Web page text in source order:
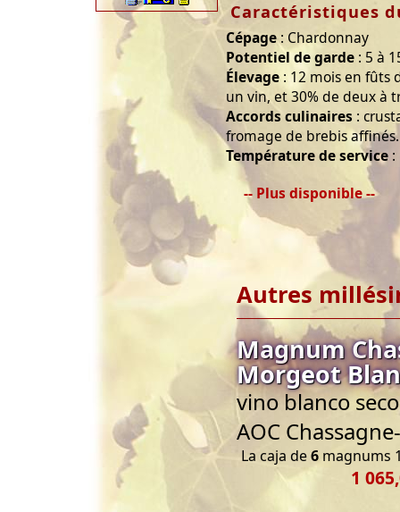
Caractéristiques
Cépage: Chardonnay
Potentiel de garde : 5 à
Élevage : 12 mois en fûts
un vin, et 30% de deux à
Accords culinaires :
fromage de brebis affinés.
Température de service :
-- Plus disponible --
Autres
Magnum
Morgeot
vino blanco
AOC
La caja de6 magnums
1